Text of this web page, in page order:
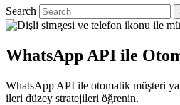
Search
WhatsApp API ile
WhatsApp API ile otomatik müşteri
ileri düzey stratejileri öğrenin.